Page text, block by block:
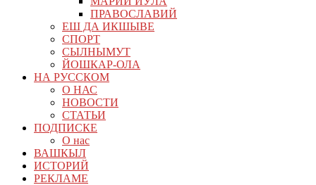
ПРАВОСЛАВИЙ
ЕШ ДА ИКШЫВЕ
СПОРТ
СЫЛНЫМУТ
ЙОШКАР-ОЛА
НА РУССКОМ
О НАС
НОВОСТИ
СТАТЬИ
ПОДПИСКЕ
О нас
ВАШКЫЛ
ИСТОРИЙ
РЕКЛАМЕ